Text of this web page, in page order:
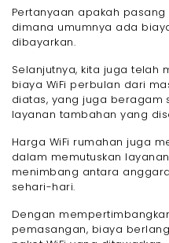
Pertanyaan apakah pasang
dimana umumnya ada
dibayarkan.
Selanjutnya, kita juga telah
biaya WiFi perbulan dari
diatas, yang juga beragam
layanan tambahan yang
Harga WiFi rumahan juga
dalam memutuskan
menimbang antara
sehari-hari.
Dengan
pemasangan, biaya